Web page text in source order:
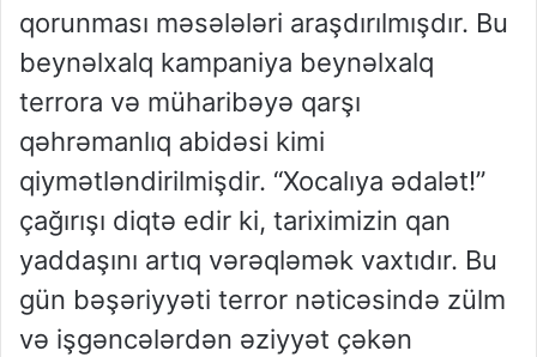
qorunması məsələləri araşdırılmışdır. Bu
beynəlxalq kampaniya beynəlxalq
terrora və müharibəyə qarşı
qəhrəmanlıq abidəsi kimi
qiymətləndirilmişdir. “Xocalıya ədalət!”
çağırışı diqtə edir ki, tariximizin qan
yaddaşını artıq vərəqləmək vaxtıdır. Bu
gün bəşəriyyəti terror nəticəsində zülm
və işgəncələrdən əziyyət çəkən